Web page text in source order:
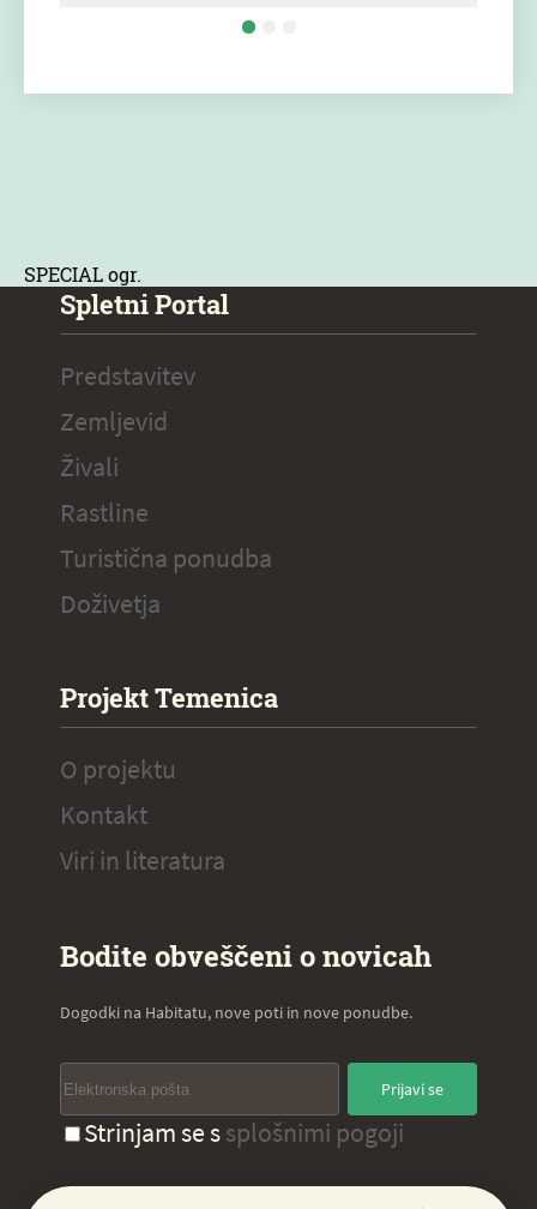
SPECIAL ogr.
Spletni Portal
Predstavitev
Zemljevid
Živali
Rastline
Turistična ponudba
Doživetja
Projekt Temenica
O projektu
Kontakt
Viri in literatura
Bodite obveščeni o novicah
Dogodki na Habitatu, nove poti in nove ponudbe.
Prijavi se
Strinjam se ssplošnimi pogoji